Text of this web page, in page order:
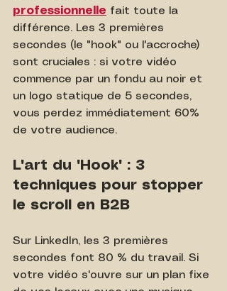
professionnelle fait toute la
différence. Les 3 premières
secondes (le "hook" ou l'accroche)
sont cruciales : si votre vidéo
commence par un fondu au noir et
un logo statique de 5 secondes,
vous perdez immédiatement 60%
de votre audience.
L'art du "Hook" : 3
techniques pour stopper
le scroll en B2B
Sur LinkedIn, les 3 premières
secondes font 80 % du travail. Si
votre vidéo s'ouvre sur un plan fixe